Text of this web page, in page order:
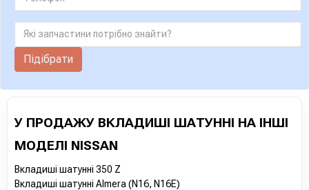
Підібрати
У ПРОДАЖУ ВКЛАДИШІ ШАТУННІ НА ІНШІ
МОДЕЛІ NISSAN
Вкладиші шатунні 350 Z
Вкладиші шатунні Almera (N16, N16E)